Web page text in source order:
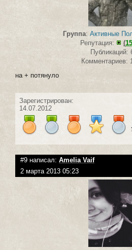
Группа: Активные
Репутация:
(15
Публикаций:
Комментариев:
на + потянуло
Зарегистрирован:
14.07.2012
#9 написал: Amelia Vaif
2 марта 2013 05:23